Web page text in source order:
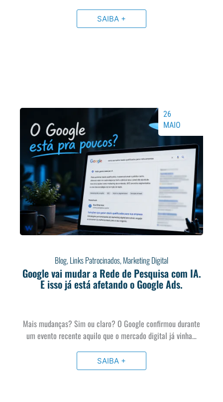
SAIBA +
Blog,Links Patrocinados,Marketing Digital
Google vai mudar a Rede de Pesquisa com IA.
E isso já está afetando o Google Ads.
26
MAIO
Mais mudanças? Sim ou claro? O Google confirmou durante
um evento recente aquilo que o mercado digital já vinha…
SAIBA +